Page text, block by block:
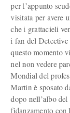
per l’appunto
visitata per avere
che i grattacieli
i fan del
questo momento
nel non vedere
Mondial del
Martin è sposato
dopo nell’albo
fidanzamento con